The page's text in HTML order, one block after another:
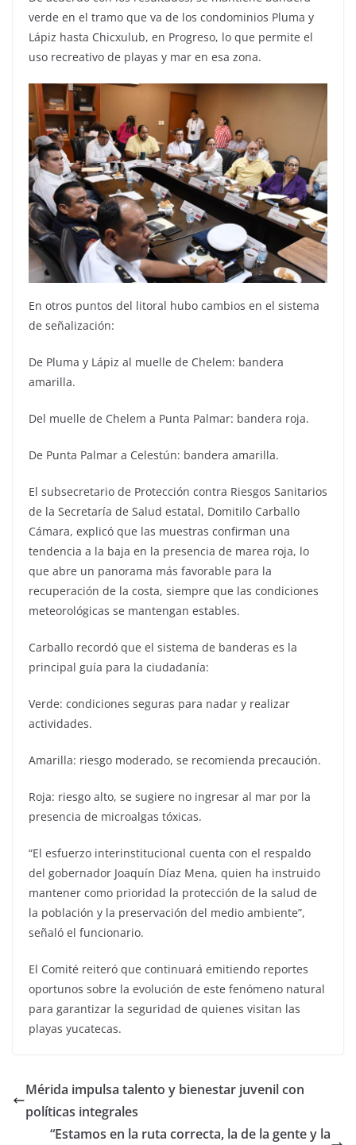
verde en el tramo que va de los condominios Pluma y
Lápiz hasta Chicxulub, en Progreso, lo que permite el
uso recreativo de playas y mar en esa zona.
En otros puntos del litoral hubo cambios en el sistema
de señalización:
De Pluma y Lápiz al muelle de Chelem: bandera
amarilla.
Del muelle de Chelem a Punta Palmar: bandera roja.
De Punta Palmar a Celestún: bandera amarilla.
El subsecretario de Protección contra Riesgos Sanitarios
de la Secretaría de Salud estatal, Domitilo Carballo
Cámara, explicó que las muestras confirman una
tendencia a la baja en la presencia de marea roja, lo
que abre un panorama más favorable para la
recuperación de la costa, siempre que las condiciones
meteorológicas se mantengan estables.
Carballo recordó que el sistema de banderas es la
principal guía para la ciudadanía:
Verde: condiciones seguras para nadar y realizar
actividades.
Amarilla: riesgo moderado, se recomienda precaución.
Roja: riesgo alto, se sugiere no ingresar al mar por la
presencia de microalgas tóxicas.
“El esfuerzo interinstitucional cuenta con el respaldo
del gobernador Joaquín Díaz Mena, quien ha instruido
mantener como prioridad la protección de la salud de
la población y la preservación del medio ambiente”,
señaló el funcionario.
El Comité reiteró que continuará emitiendo reportes
oportunos sobre la evolución de este fenómeno natural
para garantizar la seguridad de quienes visitan las
playas yucatecas.
Mérida impulsa talento y bienestar juvenil con
políticas integrales
“Estamos en la ruta correcta, la de la gente y la